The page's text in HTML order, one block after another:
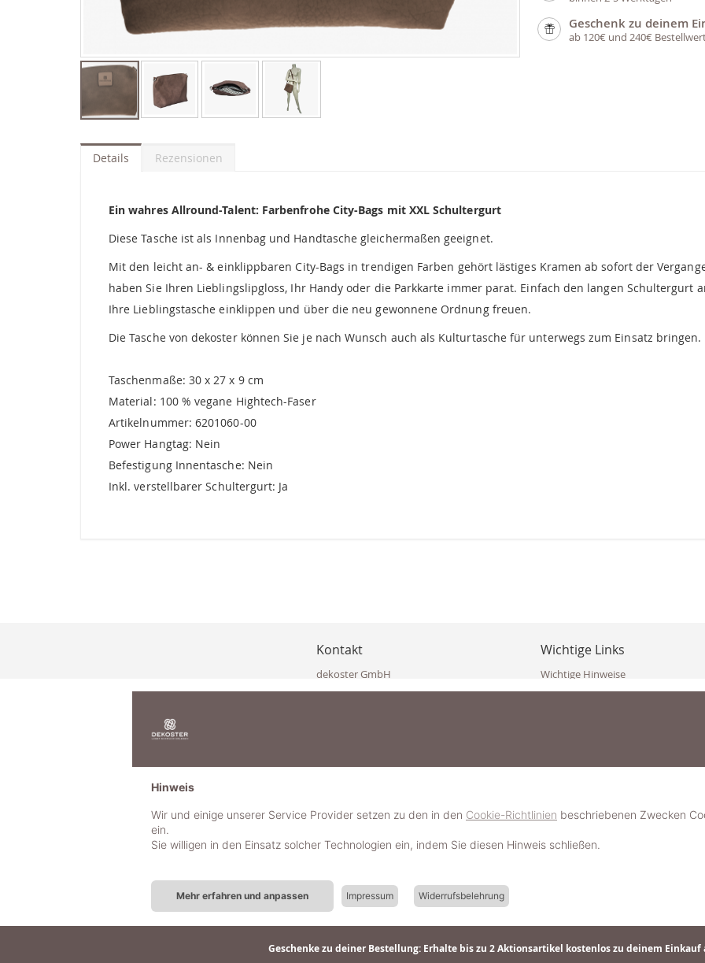
Geschenke zu deiner Bestellung: Erhalte bis zu 2 Aktionsartikel kostenlos zu deinem Einkauf
Anfang
der
Geschenk zu deinem
ab 120€ und 240€
Details
Ein wahres Allround-Talent: Farbenfrohe City-Bags mit XXL Schultergurt
Diese Tasche ist als Innenbag und Handtasche gleichermaßen geeignet.
Mit den leicht an- & einklippbaren City-Bags in trendigen Farben gehört lästiges Kramen ab sofort der
haben Sie Ihren Lieblingslipgloss, Ihr Handy oder die Parkkarte immer parat. Einfach den langen Schultergurt
Ihre Lieblingstasche einklippen und über die neu gewonnene Ordnung freuen.
Die Tasche von dekoster können Sie je nach Wunsch auch als Kulturtasche für unterwegs zum Einsatz bringen.
Taschenmaße: 30 x 27 x 9 cm
Material: 100 % vegane Hightech-Faser
Artikelnummer: 6201060-00
Power Hangtag: Nein
Befestigung Innentasche: Nein
Inkl. verstellbarer Schultergurt: Ja
Rezensionen
Kontakt
dekoster GmbH
Eisenkappler Str. 10
+43 677 623 47 410 (WhatsApp)
Wichtige Links
Wichtige Hinweise
Häufig gestellte Fragen (FAQ)
Schmuckerlebnis / Schmuckparty
Schmuck- & Styleguide werden
Hinweis
Wir und einige unserer Service Provider setzen zu den in den Cookie-Richtlinien beschriebenen Zwecken
ein.
Sie willigen in den Einsatz solcher Technologien ein, indem Sie diesen Hinweis schließen.
Mehr erfahren und anpassen Impressum Widerrufsbelehrung